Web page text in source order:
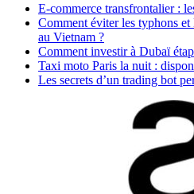
E-commerce transfrontalier :
Comment éviter les typhons
au Vietnam ?
Comment investir à Dubaï
Taxi moto Paris la nuit :
Les secrets d’un trading bot